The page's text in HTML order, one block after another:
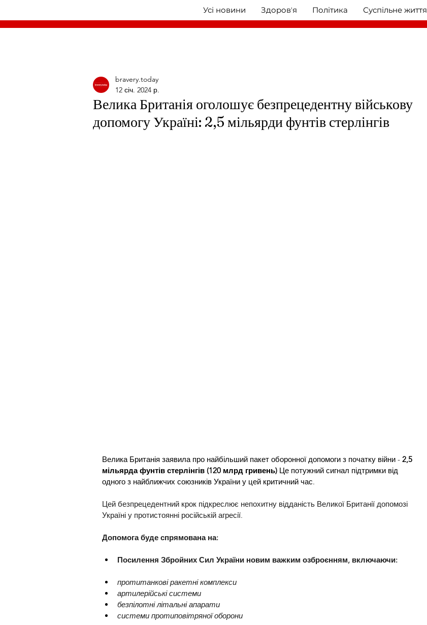
Усі новини Здоровʼя Політика Суспільне життя
Велика Британія оголошує безпрецедентну військову
допомогу Україні: 2,5 мільярди фунтів стерлінгів
bravery.today
12 січ. 2024 р.
Велика Британія заявила про найбільший пакет оборонної допомоги з початку війни - 2,5
мільярда фунтів стерлінгів (120 млрд гривень) Це потужний сигнал підтримки від
одного з найближчих союзників України у цей критичний час.
Цей безпрецедентний крок підкреслює непохитну відданість Великої Британії допомозі
Україні у протистоянні російській агресії.
Допомога буде спрямована на:
Посилення Збройних Сил України новим важким озброєнням, включаючи:
протитанкові ракетні комплекси
артилерійські системи
безпілотні літальні апарати
системи протиповітряної оборони